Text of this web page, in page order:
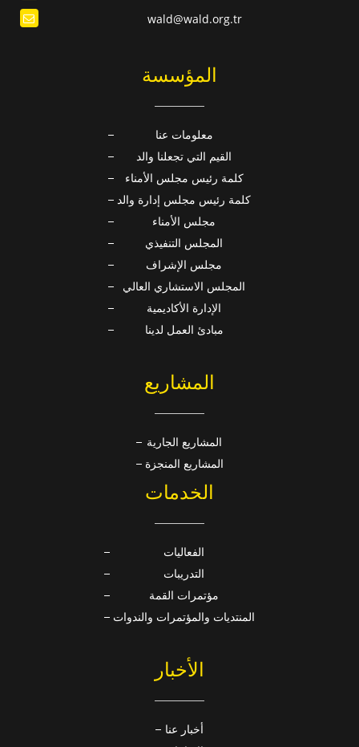
wald@wald.org.tr
المؤسسة
معلومات عنا
القيم التي تجعلنا والد
كلمة رئيس مجلس الأمناء
كلمة رئيس مجلس إدارة والد
مجلس الأمناء
المجلس التنفيذي
مجلس الإشراف
المجلس الاستشاري العالي
الإدارة الأكاديمية
مبادئ العمل لدينا
المشاريع
المشاريع الجارية
المشاريع المنجزة
الخدمات
الفعاليات
التدريبات
مؤتمرات القمة
المنتديات والمؤتمرات والندوات
الأخبار
أخبار عنا